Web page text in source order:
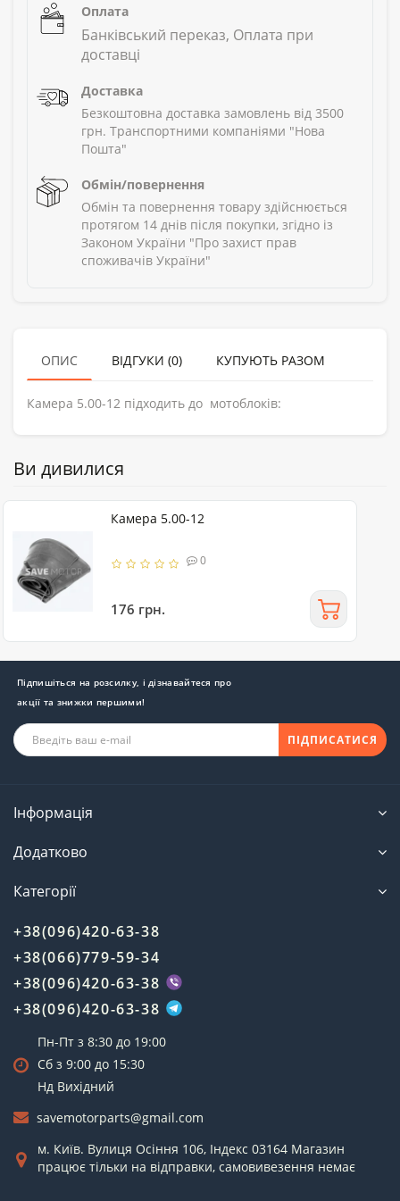
Оплата
Банківський переказ, Оплата при
доставці
Доставка
Безкоштовна доставка замовлень від 3500
грн. Транспортними компаніями "Нова
Пошта"
Обмін/повернення
Обмін та повернення товару здійснюється
протягом 14 днів після покупки, згідно із
Законом України "Про захист прав
споживачів України"
ОПИС ВІДГУКИ (0) КУПУЮТЬ РАЗОМ
Камера 5.00-12 підходить до мотоблоків:
Ви дивилися
Камера 5.00-12
0
176 грн.
Підпишіться на розсилку, і дізнавайтеся про
акції та знижки першими!
ПІДПИСАТИСЯ
Інформація
Додатково
Категорії
+38(096)420-63-38
+38(066)779-59-34
+38(096)420-63-38
+38(096)420-63-38
Пн-Пт з 8:30 до 19:00
Сб з 9:00 до 15:30
Нд Вихідний
savemotorparts@gmail.com
м. Київ. Вулиця Осіння 106, Індекс 03164 Магазин
працює тільки на відправки, самовивезення немає